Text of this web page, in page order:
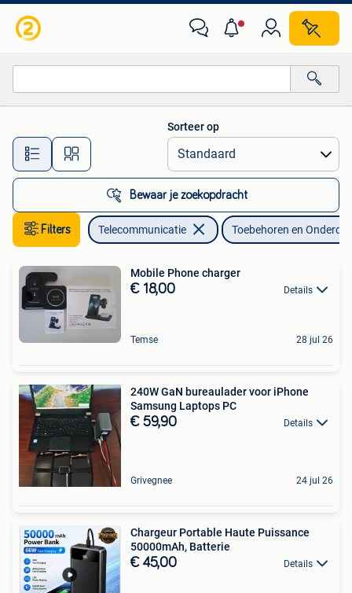
Alle afstanden…
Sorteer op
Bewaar je zoekopdracht
Filters Telecommunicatie Toebehoren en
Mobile Phone charger
€ 18,00 Details
Temse 28 jul 26
240W GaN bureaulader voor iPhone
Samsung Laptops PC
€ 59,90 Details
Grivegnee 24 jul 26
Chargeur Portable Haute Puissance
50000mAh, Batterie
€ 45,00 Details